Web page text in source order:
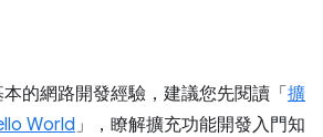
的網路開發經驗，建議您先閱讀「擴
World 」，瞭解擴充功能開發入門知